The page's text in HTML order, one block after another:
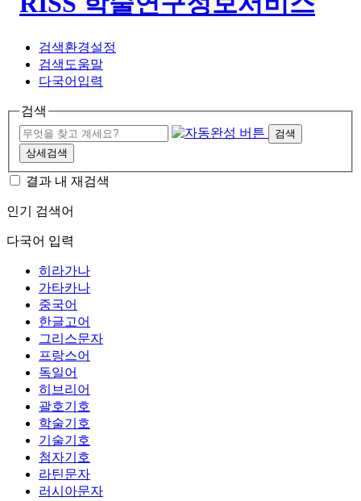
검색환경설정
검색도움말
다국어입력
검색
검색
상세검색
결과 내 재검색
인기 검색어
다국어 입력
히라가나
가타카나
중국어
한글고어
그리스문자
프랑스어
독일어
히브리어
괄호기호
학술기호
기술기호
첨자기호
라틴문자
러시아문자